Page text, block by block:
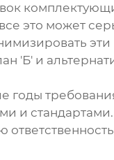
это может
эти
'Б' и
годы
и